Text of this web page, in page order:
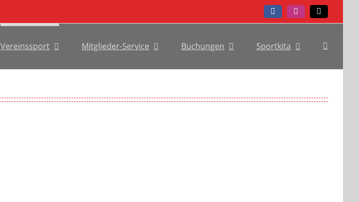
FacebookInstagramTelefon
Vereinssport Mitglieder-Service Buchungen Sportkita